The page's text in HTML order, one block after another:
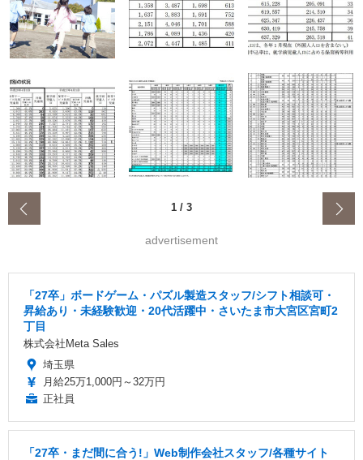
1 / 3
advertisement
「27卒」ボードゲーム・パズル製造スタッフ/シフト相談可・
昇給あり・未経験歓迎・20代活躍中・さいたま市大宮区宮町2
丁目
株式会社Meta Sales
埼玉県
月給25万1,000円～32万円
正社員
「27卒・まだ間に合う!」Web制作会社スタッフ/各種サイト